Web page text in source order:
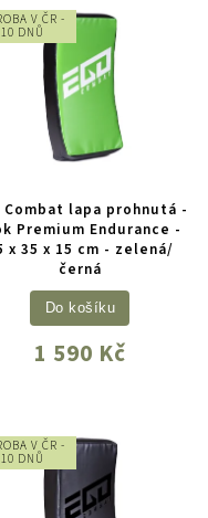
V ČR -
10 DNŮ
Combat lapa prohnutá -
Premium Endurance -
x 35 x 15 cm - zelená/
černá
1 590 Kč
Do košíku
V ČR -
10 DNŮ